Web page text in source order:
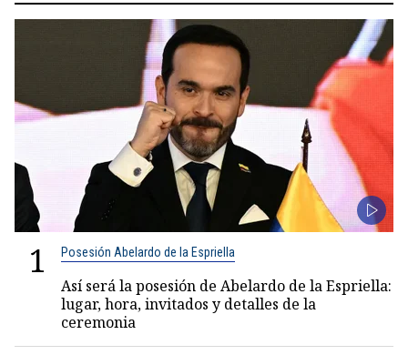
1 Posesión Abelardo de la Espriella
Así será la posesión de Abelardo de la Espriella:
lugar, hora, invitados y detalles de la
ceremonia